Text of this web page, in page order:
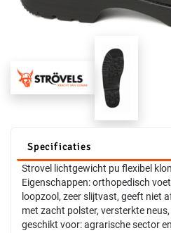
Specificaties
Strovel lichtgewicht pu flexibel
Eigenschappen: orthopedisch
loopzool, zeer slijtvast, geeft niet
met zacht polster, versterkte
geschikt voor: agrarische sector